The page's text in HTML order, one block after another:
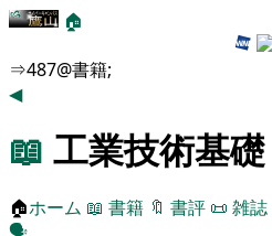
🏠
⇒487@書籍;
◀
📖 工業技術基礎
🏠ホーム 📖 書籍 🔖 書評 📜 雑誌